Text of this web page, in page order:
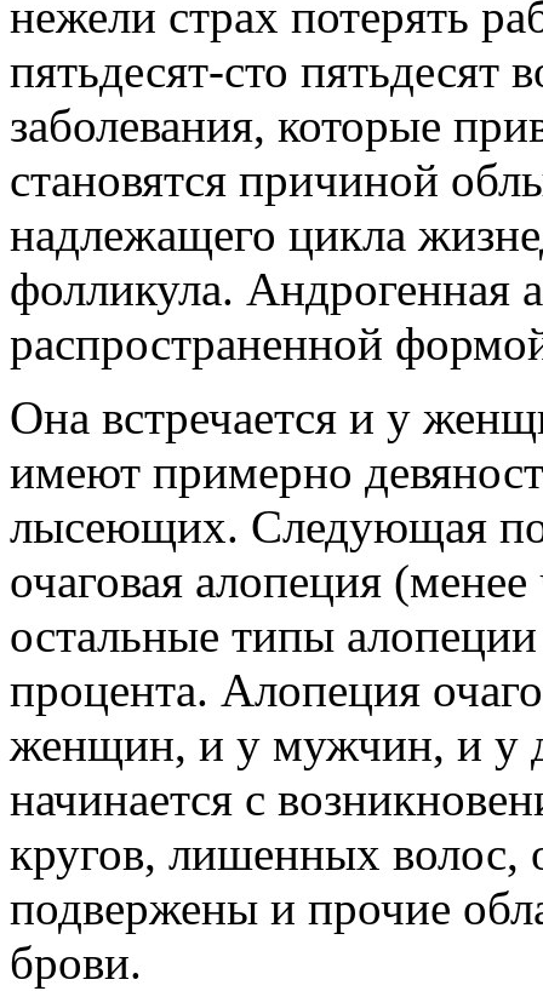
нежели страх потерять
пятьдесят-сто пятьдесят
заболевания, которые
становятся причиной
надлежащего цикла
фолликула. Андрогенная
распространенной
Она встречается и у
имеют примерно
лысеющих. Следующая по
очаговая алопеция
остальные типы
процента. Алопеция
женщин, и у мужчин, и у
начинается с
кругов, лишенных волос,
подвержены и прочие
брови.